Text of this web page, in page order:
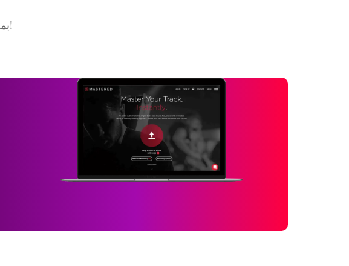
بمجرد أن تجمع الملاحظات وتحدد الموارد وتنظم مشروعك، تصبح جاهزاً للمزج!